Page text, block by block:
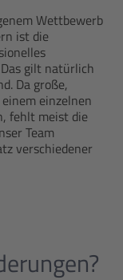
Wettbewerb
ist die
gilt natürlich
Da große,
einzelnen
fehlt meist die
Team
verschiedener